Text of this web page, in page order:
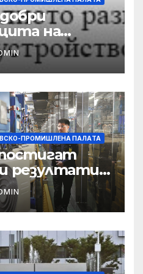
на
ще се
върху
ПРОМИШЛЕНА ПАЛAТА
резултати в
и